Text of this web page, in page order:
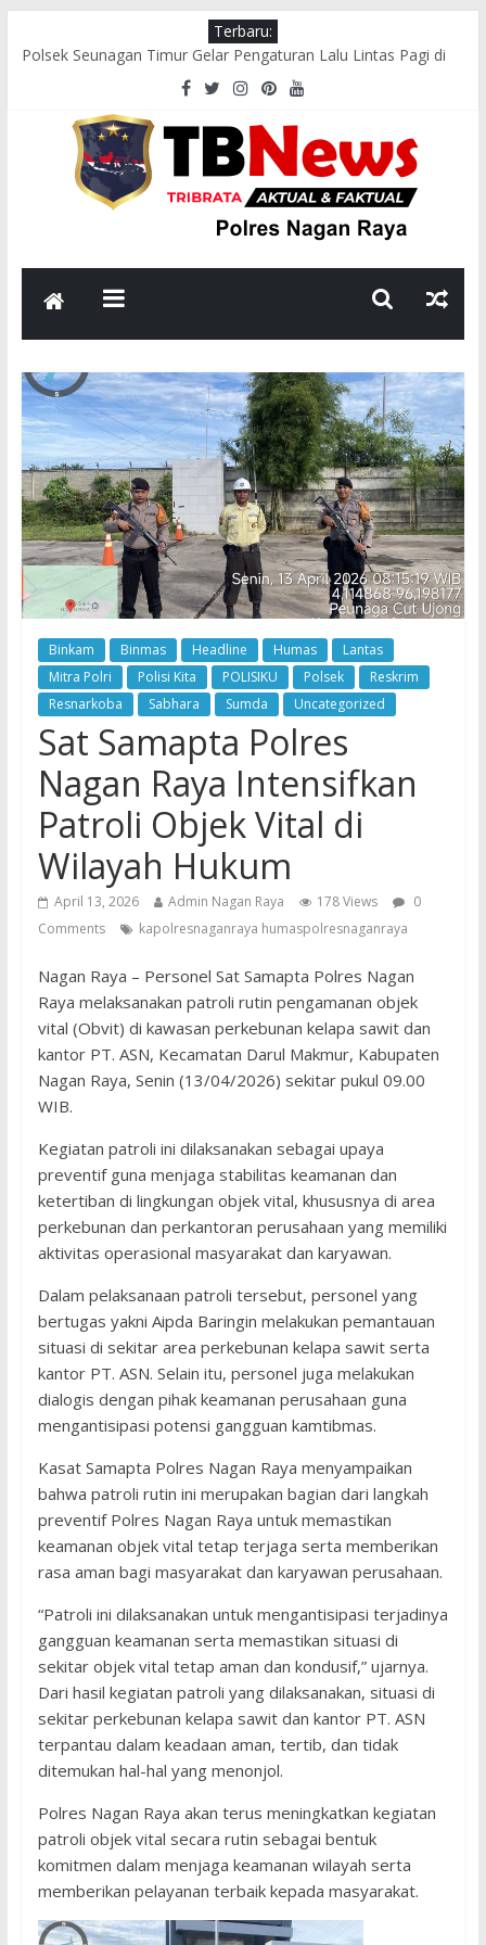
Terbaru:
Polsek Seunagan Timur Gelar Pengaturan Lalu Lintas Pagi di
Lokasi Rawan Kecelakaan dan Kemacetan
Polsek Tadu Raya Gelar “Sawe Kede Kopi”, Perkuat Silaturahmi
dan Sinergi dengan Masyarakat
Polsek Seunagan Timur Sosialisasikan Pencegahan Narkoba
kepada Masyarakat
Polsek Kuala Pesisir Sosialisasikan Pencegahan Karhutla, Ajak
Masyarakat Hentikan Pembakaran Hutan dan Lahan
Polsek Seunagan Timur Sosialisasikan Pencegahan Karhutla
kepada Masyarakat
Binkam Binmas Headline Humas
Lantas
Mitra Polri
Polisi Kita POLISIKU Polsek
Reskrim
Resnarkoba
Sabhara Sumda Uncategorized
Sat Samapta Polres
Nagan Raya Intensifkan
Patroli Objek Vital di
Wilayah Hukum
April 13, 2026 Admin Nagan Raya 178 Views
0
Comments
kapolresnaganraya humaspolresnaganraya
Nagan Raya – Personel Sat Samapta Polres Nagan
Raya melaksanakan patroli rutin pengamanan objek
vital (Obvit) di kawasan perkebunan kelapa sawit dan
kantor PT. ASN, Kecamatan Darul Makmur, Kabupaten
Nagan Raya, Senin (13/04/2026) sekitar pukul 09.00
WIB.
Kegiatan patroli ini dilaksanakan sebagai upaya
preventif guna menjaga stabilitas keamanan dan
ketertiban di lingkungan objek vital, khususnya di area
perkebunan dan perkantoran perusahaan yang memiliki
aktivitas operasional masyarakat dan karyawan.
Dalam pelaksanaan patroli tersebut, personel yang
bertugas yakni Aipda Baringin melakukan pemantauan
situasi di sekitar area perkebunan kelapa sawit serta
kantor PT. ASN. Selain itu, personel juga melakukan
dialogis dengan pihak keamanan perusahaan guna
mengantisipasi potensi gangguan kamtibmas.
Kasat Samapta Polres Nagan Raya menyampaikan
bahwa patroli rutin ini merupakan bagian dari langkah
preventif Polres Nagan Raya untuk memastikan
keamanan objek vital tetap terjaga serta memberikan
rasa aman bagi masyarakat dan karyawan perusahaan.
“Patroli ini dilaksanakan untuk mengantisipasi terjadinya
gangguan keamanan serta memastikan situasi di
sekitar objek vital tetap aman dan kondusif,” ujarnya.
Dari hasil kegiatan patroli yang dilaksanakan, situasi di
sekitar perkebunan kelapa sawit dan kantor PT. ASN
terpantau dalam keadaan aman, tertib, dan tidak
ditemukan hal-hal yang menonjol.
Polres Nagan Raya akan terus meningkatkan kegiatan
patroli objek vital secara rutin sebagai bentuk
komitmen dalam menjaga keamanan wilayah serta
memberikan pelayanan terbaik kepada masyarakat.